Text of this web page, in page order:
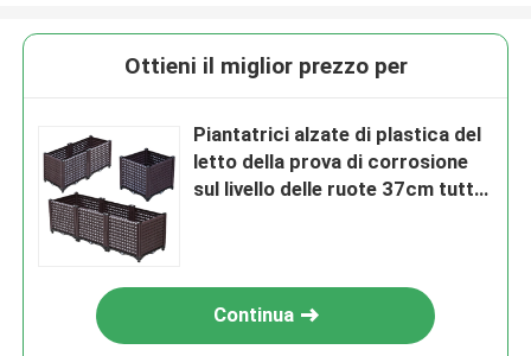
Ottieni il miglior prezzo per
Piantatrici alzate di plastica del
letto della prova di corrosione
sul livello delle ruote 37cm tutta
Continua